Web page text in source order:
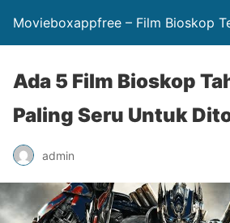
Movieboxappfree – Film Bioskop
Ada 5 Film Bioskop
Paling Seru Untuk
admin